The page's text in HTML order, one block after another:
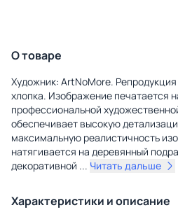
О товаре
Художник: ArtNoMore.
хлопка. Изображение печатается
профессиональной
обеспечивает высокую
максимальную реалистичность
натягивается на деревянный
декоративной ... Читать дальше
Характеристики и описание